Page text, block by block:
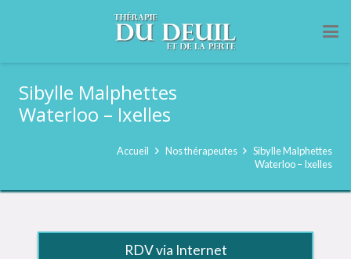
Sibylle Malphettes
Waterloo – Ixelles
Accueil Nos thérapeutes
Sibylle Malphettes
Waterloo – Ixelles
RDV via Internet